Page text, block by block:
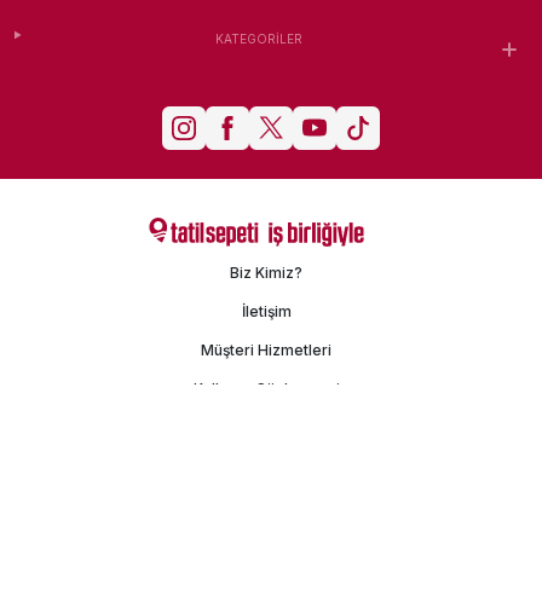
KATEGORILER
Biz Kimiz?
İletişim
Müşteri Hizmetleri
Kullanım Sözleşmesi